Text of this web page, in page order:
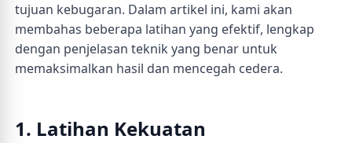
tujuan kebugaran. Dalam artikel ini, kami akan
membahas beberapa latihan yang efektif, lengkap
dengan penjelasan teknik yang benar untuk
memaksimalkan hasil dan mencegah cedera.
1. Latihan Kekuatan